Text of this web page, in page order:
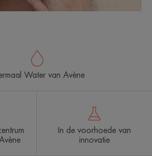
Water van Avène
In de voorhoede van
innovatie